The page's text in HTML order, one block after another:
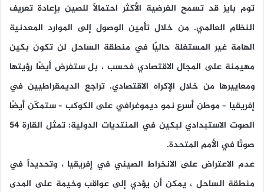
توم بايز قد تسمح الفرضية الأكثر احتمالاً للصين بإعادة تعريف
النظام العالمي. من خلال تأمين الوصول إلى الموارد المعدنية
الهامة غير المستغلة حاليًا في منطقة الساحل لن تكون بكين
مهيمنة على المجال الاقتصادي فحسب ، بل ستفرض أيضًا رؤيتها
ومعاييرها من خلال الإكراه الاقتصادي. تراجع الديمقراطيين في
إفريقيا – موطن أسرع نمو ديموغرافي على الكوكب – ستمكّن أيضًا
الصوت الاستبدادي لبكين في المنتديات الدولية: تمثل القارة 54
صوتًا في الأمم المتحدة.
عدم الاعتراض على الانخراط الصيني في إفريقيا ، وتحديداً في
منطقة الساحل ، يمكن أن يؤدي إلى عواقب وخيمة على المدى